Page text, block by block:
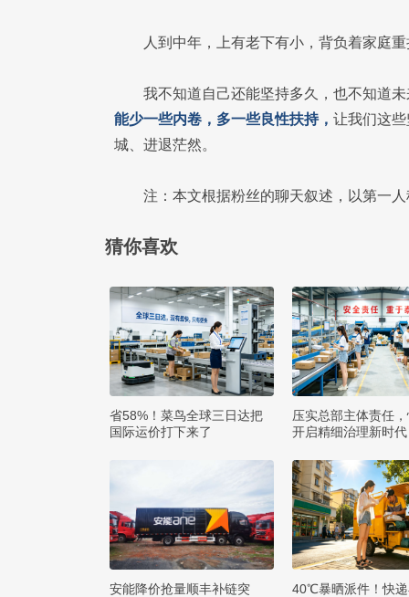
人到中年，上有老下有小，背负着家庭
我不知道自己还能坚持多久，也不知道
能少一些内卷，多一些良性扶持， 让我们这
城、进退茫然。
注：本文根据粉丝的聊天叙述，以第一
猜你喜欢
省58%！菜鸟全球三日达把
国际运价打下来了
压实总部主体责任
开启精细治理新时代
安能降价抢量顺丰补链突
40℃暴晒派件！快